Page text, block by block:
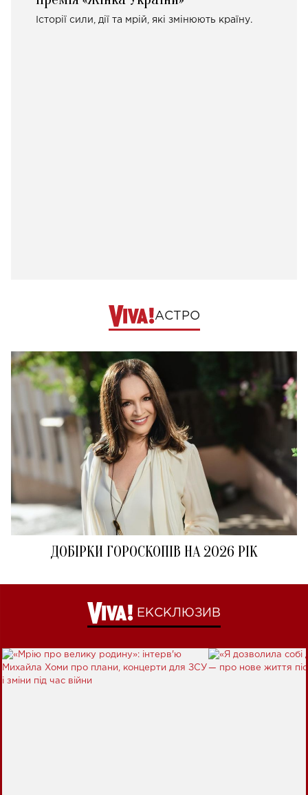
Історії сили, дії та мрій, які змінюють країну.
АСТРО
ДОБІРКИ ГОРОСКОПІВ НА 2026 РІК
ЕКСКЛЮЗИВ